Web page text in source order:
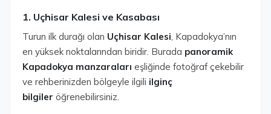
1. Uçhisar Kalesi ve Kasabası
Turun ilk durağı olan Uçhisar Kalesi, Kapadokya’nın
en yüksek noktalarından biridir. Burada panoramik
Kapadokya manzaraları eşliğinde fotoğraf çekebilir
ve rehberinizden bölgeyle ilgili ilginç
bilgiler öğrenebilirsiniz.